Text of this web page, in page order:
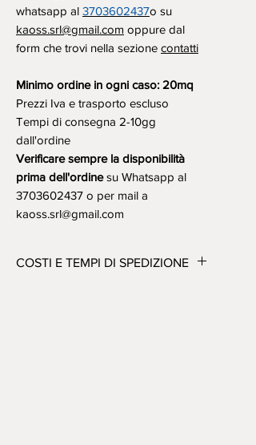
whatsapp al 3703602437o su
kaoss.srl@gmail.com oppure dal
form che trovi nella sezione contatti
Minimo ordine in ogni caso: 20mq
Prezzi Iva e trasporto escluso
Tempi di consegna 2-10gg
dall'ordine
Verificare sempre la disponibilità
prima dell'ordinesu Whatsapp al
3703602437 o per mail a
kaoss.srl@gmail.com
COSTI E TEMPI DI SPEDIZIONE